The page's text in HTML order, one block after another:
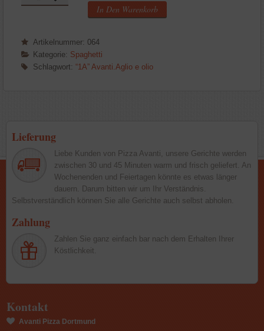
Avanti.Aglio
Menge
In Den Warenkorb
Artikelnummer: 064
Kategorie: Spaghetti
Schlagwort: “1A” Avanti.Aglio e olio
Lieferung
Liebe Kunden von Pizza Avanti, unsere Gerichte werden
zwischen 30 und 45 Minuten warm und frisch geliefert. An
Wochenenden und Feiertagen könnte es etwas länger
dauern. Darum bitten wir um Ihr Verständnis.
Selbstverständlich können Sie alle Gerichte auch selbst abholen.
Zahlung
Zahlen Sie ganz einfach bar nach dem Erhalten Ihrer
Köstlichkeit.
Kontakt
Avanti Pizza Dortmund